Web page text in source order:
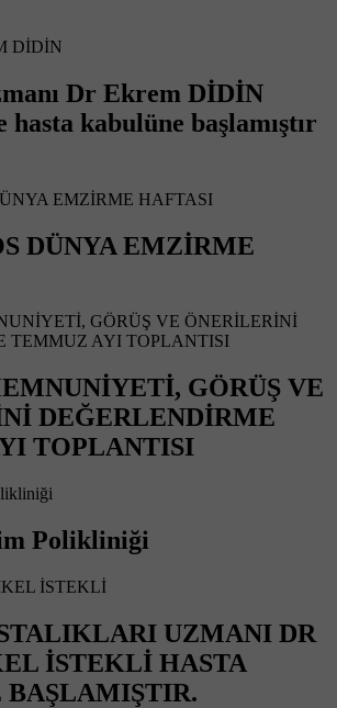
Dr Ekrem DİDİN
hasta kabulüne başlamıştır
DÜNYA EMZİRME
GÖRÜŞ VE
DEĞERLENDİRME
TOPLANTISI
Polikliniği
UZMANI DR
İSTEKLİ HASTA
BAŞLAMIŞTIR.